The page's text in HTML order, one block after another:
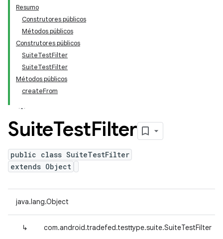
Resumo
Construtores públicos
Métodos públicos
Construtores públicos
SuiteTestFilter
SuiteTestFilter
Métodos públicos
createFrom
SuiteTestFilter
public class SuiteTestFilter
extends Object
java.lang.Object
↳ com.android.tradefed.testtype.suite.SuiteTestFilter